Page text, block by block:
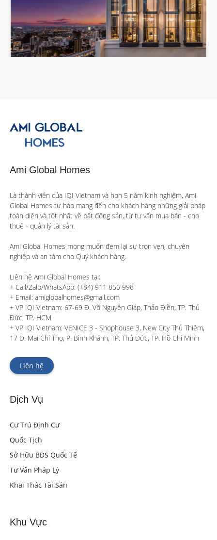
Ami Global Homes
Là thành viên của IQI Vietnam và hơn 5 năm kinh nghiệm, Ami
Global Homes tự hào mang đến cho khách hàng những giải pháp
toàn diện và tốt nhất về bất động sản, từ tư vấn mua bán - cho
thuê - quản lý tài sản.
Ami Global Homes mong muốn đem lại sự trọn vẹn, chuyên
nghiệp và an tâm cho Quý khách hàng.
Liên hệ Ami Global Homes tại:
+ Call/Zalo/WhatsApp: (+84) 911 856 998
+ Email: amiglobalhomes@gmail.com
+ VP IQI Vietnam: 67-69 Đ. Võ Nguyên Giáp, Thảo Điền, TP. Thủ
Đức, TP. HCM
+ VP IQI Vietnam: VENICE 3 - Shophouse 3, New City Thủ Thiêm,
17 Đ. Mai Chí Thọ, P. Bình Khánh, TP. Thủ Đức, TP. Hồ Chí Minh
Liên hệ
Dịch Vụ
Cư Trú Định Cư
Quốc Tịch
Sở Hữu BĐS Quốc Tế
Tư Vấn Pháp Lý
Khai Thác Tài Sản
Khu Vực